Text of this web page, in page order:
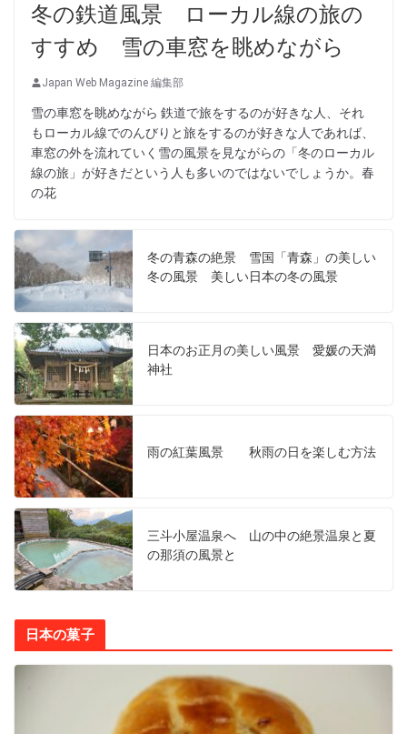
冬の鉄道風景 ローカル線の旅の
すすめ 雪の車窓を眺めながら
Japan Web Magazine 編集部
雪の車窓を眺めながら 鉄道で旅をするのが好きな人、それ
もローカル線でのんびりと旅をするのが好きな人であれば、
車窓の外を流れていく雪の風景を見ながらの「冬のローカル
線の旅」が好きだという人も多いのではないでしょうか。春
の花
冬の青森の絶景 雪国「青森」の美しい
冬の風景 美しい日本の冬の風景
日本のお正月の美しい風景 愛媛の天満
神社
雨の紅葉風景 秋雨の日を楽しむ方法
三斗小屋温泉へ 山の中の絶景温泉と夏
の那須の風景と
日本の菓子